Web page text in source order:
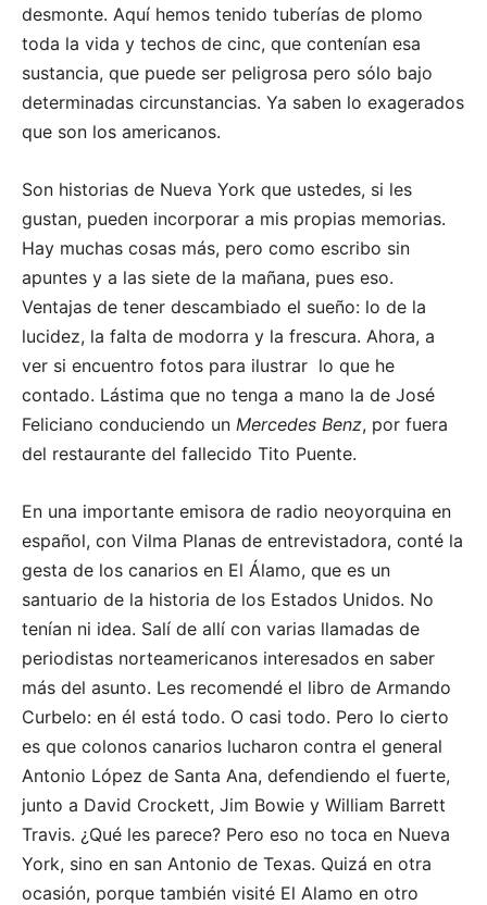
desmonte. Aquí hemos tenido tuberías de plomo
toda la vida y techos de cinc, que contenían esa
sustancia, que puede ser peligrosa pero sólo bajo
determinadas circunstancias. Ya saben lo exagerados
que son los americanos.
Son historias de Nueva York que ustedes, si les
gustan, pueden incorporar a mis propias memorias.
Hay muchas cosas más, pero como escribo sin
apuntes y a las siete de la mañana, pues eso.
Ventajas de tener descambiado el sueño: lo de la
lucidez, la falta de modorra y la frescura. Ahora, a
ver si encuentro fotos para ilustrar lo que he
contado. Lástima que no tenga a mano la de José
Feliciano conduciendo un Mercedes Benz, por fuera
del restaurante del fallecido Tito Puente.
En una importante emisora de radio neoyorquina en
español, con Vilma Planas de entrevistadora, conté la
gesta de los canarios en El Álamo, que es un
santuario de la historia de los Estados Unidos. No
tenían ni idea. Salí de allí con varias llamadas de
periodistas norteamericanos interesados en saber
más del asunto. Les recomendé el libro de Armando
Curbelo: en él está todo. O casi todo. Pero lo cierto
es que colonos canarios lucharon contra el general
Antonio López de Santa Ana, defendiendo el fuerte,
junto a David Crockett, Jim Bowie y William Barrett
Travis. ¿Qué les parece? Pero eso no toca en Nueva
York, sino en san Antonio de Texas. Quizá en otra
ocasión, porque también visité El Alamo en otro